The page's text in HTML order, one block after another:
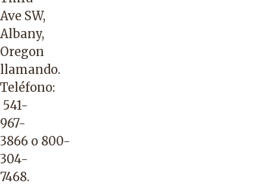
Ave SW,
Albany,
Oregon
llamando.
Teléfono:
541-
967-
3866 o 800-
304-
7468.